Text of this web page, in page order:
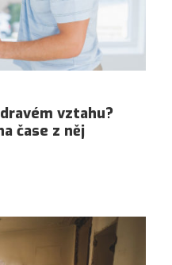
vztahu?
čase z něj